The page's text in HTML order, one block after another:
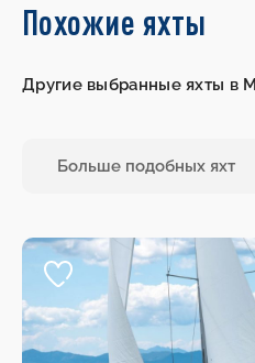
Похожие яхты
Другие выбранные яхты в
Больше подобных яхт